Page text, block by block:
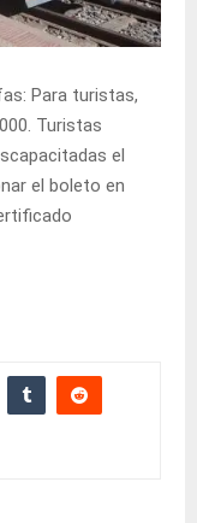
Para turistas,
Turistas
el
el boleto en